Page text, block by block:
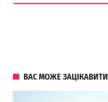
ВАС МОЖЕ ЗАЦІКАВИТИ